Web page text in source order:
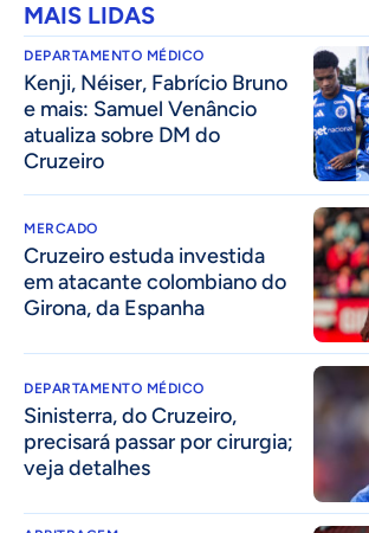
MAIS LIDAS
DEPARTAMENTO MÉDICO
Kenji, Néiser, Fabrício Bruno
e mais: Samuel Venâncio
atualiza sobre DM do
Cruzeiro
MERCADO
Cruzeiro estuda investida
em atacante colombiano do
Girona, da Espanha
DEPARTAMENTO MÉDICO
Sinisterra, do Cruzeiro,
precisará passar por cirurgia;
veja detalhes